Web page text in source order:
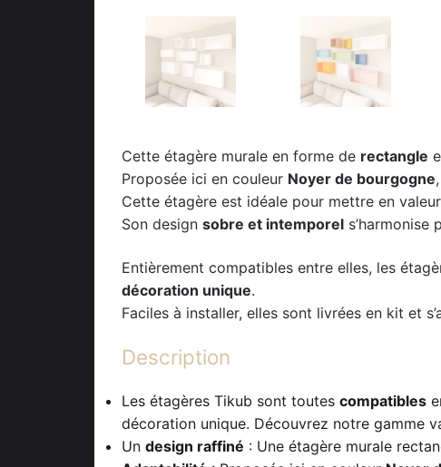
Cette étagère murale en forme de rectangle
Proposée ici en couleur Noyer de bourgogne
Cette étagère est idéale pour mettre en
Son design sobre et intemporel
Entièrement compatibles entre elles, les
décoration unique.
Faciles à installer, elles sont livrées en kit et
Description
Les étagères Tikub sont toutes compatibles
décoration unique. Découvrez notre gamme
Un design raffiné : Une étagère murale